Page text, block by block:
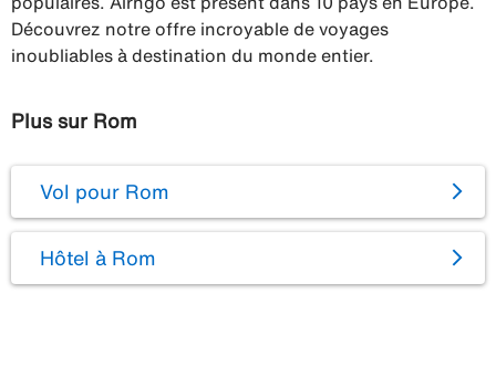
Découvrez notre offre incroyable de voyages
inoubliables à destination du monde entier.
Plus sur Rom
Vol pour Rom
Hôtel à Rom